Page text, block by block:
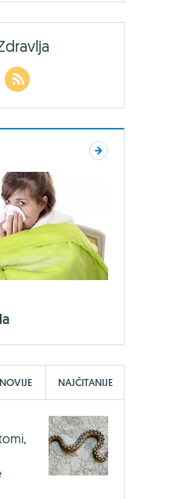
NAJČITANIJE